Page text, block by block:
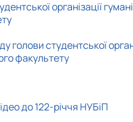
організації
голови студентської
факультету
до 122-річчя НУБіП